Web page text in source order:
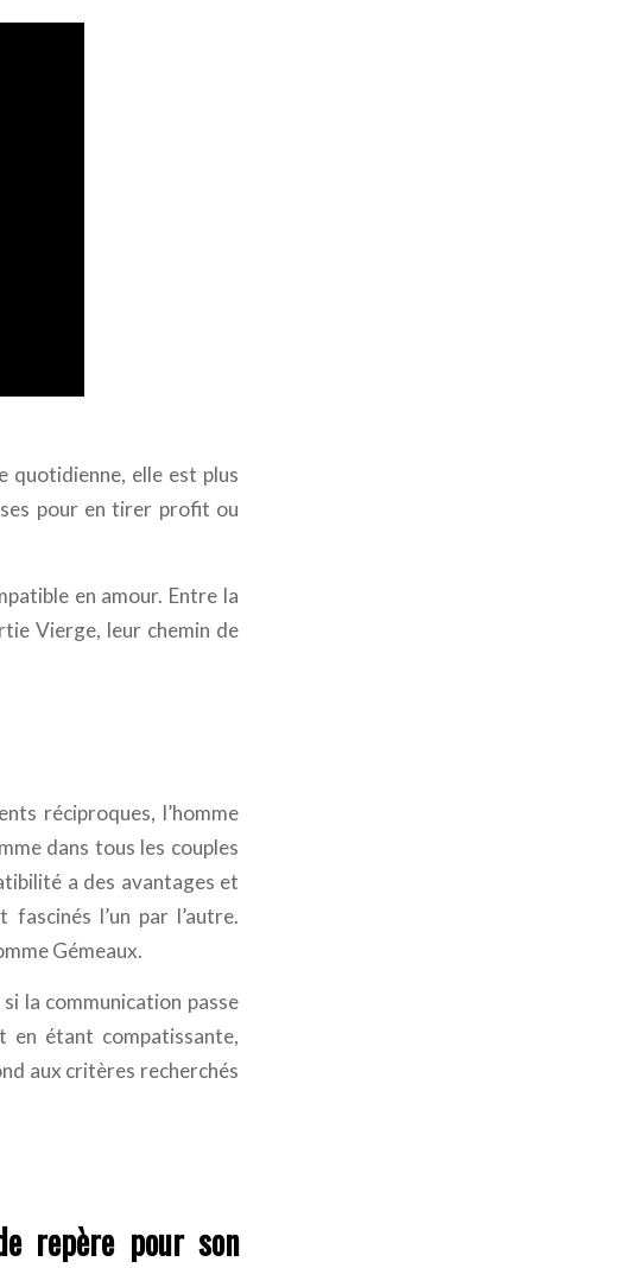
quotidienne, elle est plus
pour en tirer profit ou
en amour. Entre la
Vierge, leur chemin de
réciproques, l’homme
dans tous les couples
a des avantages et
l’un par l’autre.
Gémeaux.
la communication passe
en étant compatissante,
aux critères recherchés
repère pour son